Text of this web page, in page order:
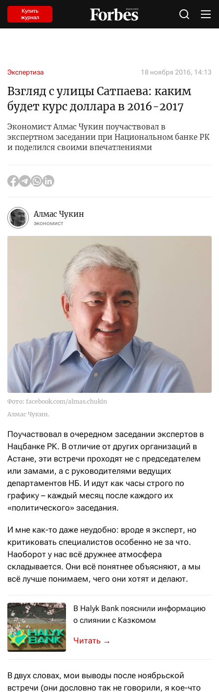
Купить
журнал
Экспертиза 18 ноября 2016, 14:13
Взгляд с улицы Сатпаева: каким
будет курс доллара в 2016-2017
Экономист Алмас Чукин поучаствовал в
экспертном заседании при Национальном банке РК
и поделился своими впечатлениями
Алмас Чукин
экономист
Фото: facebook.com/almas.chukin
Алмас Чукин.
Поучаствовал в очередном заседании экспертов в
Нацбанке РК. В отличие от других организаций в
Астане, эти встречи проходят не с председателем
или замами, а с руководителями ведущих
департаментов НБ. И идут как часы строго по
графику – каждый месяц после каждого их
«политического» заседания.
И мне как-то даже неудобно: вроде я эксперт, но
критиковать специалистов особенно не за что.
Наоборот у нас всё дружнее атмосфера
складывается. Они всё понятнее объясняют, а мы
всё лучше понимаем, чего они хотят и делают.
В Halyk Bank пояснили информацию
о слиянии с Казкомом
В пятницу, 18 ноября, на сайте
→
В двух словах, мои выводы после ноябрьской
встречи (они дословно так не говорили, я кое-что